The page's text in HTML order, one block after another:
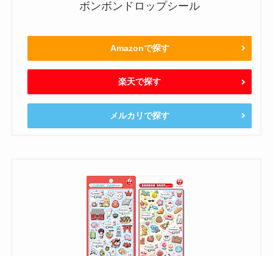
ボンボンドロップシール
Amazonで探す
楽天で探す
メルカリで探す